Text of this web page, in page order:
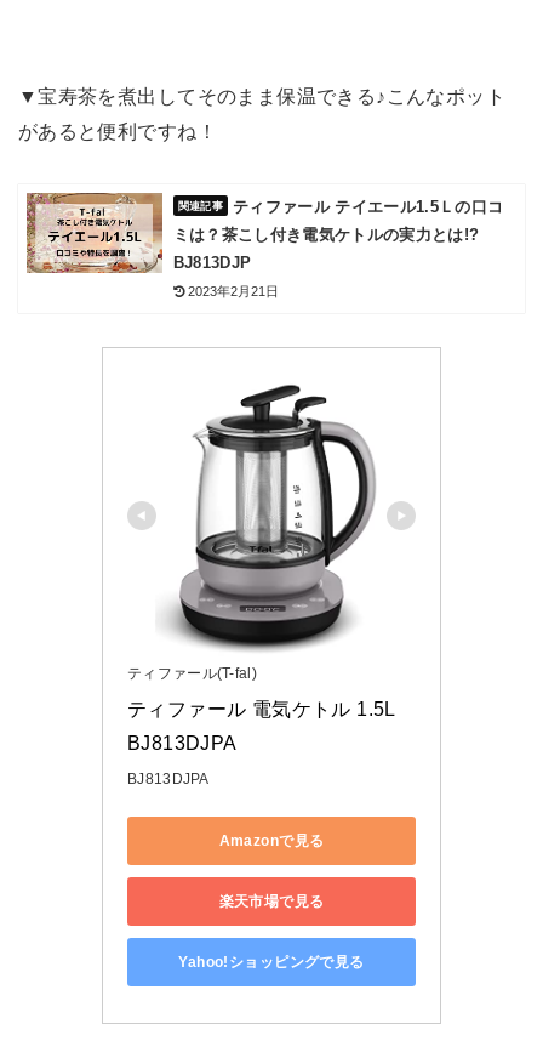
▼宝寿茶を煮出してそのまま保温できる♪こんなポット
があると便利ですね！
ティファール テイエール1.5Ｌの口コ
ミは？茶こし付き電気ケトルの実力とは!?
BJ813DJP
2023年2月21日
ティファール(T-fal)
ティファール 電気ケトル 1.5L
BJ813DJPA
BJ813DJPA
Amazonで見る
楽天市場で見る
Yahoo!ショッピングで見る